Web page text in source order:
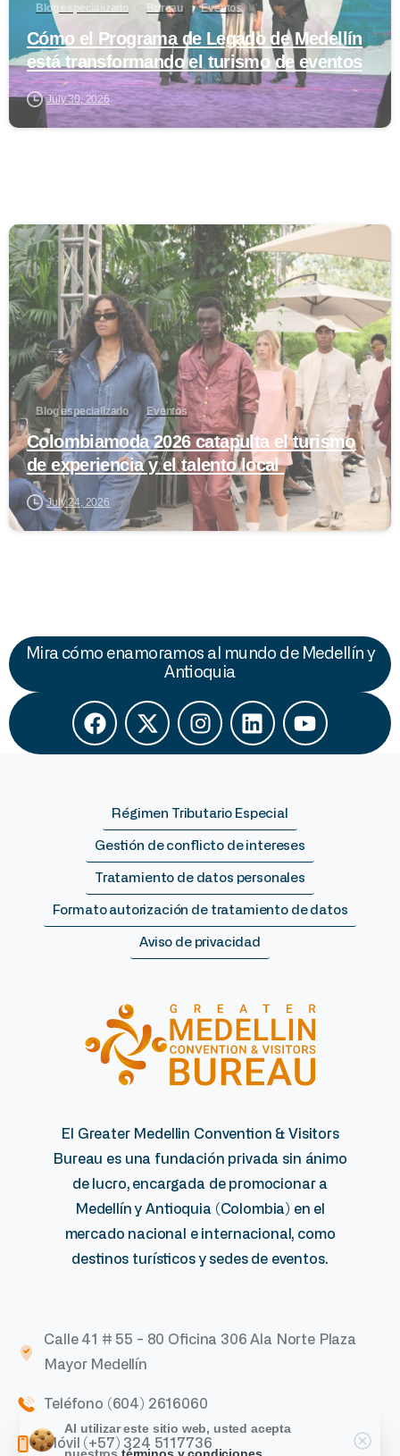
Blog especializado Bureau Eventos
Cómo el Programa de Legado de Medellín
está transformando el turismo de eventos
July 30, 2026
Blog especializado Eventos
Colombiamoda 2026 catapulta el turismo
de experiencia y el talento local
July 24, 2026
Mira cómo enamoramos al mundo de Medellín y
Antioquia
Régimen Tributario Especial
Gestión de conflicto de intereses
Tratamiento de datos personales
Formato autorización de tratamiento de datos
Aviso de privacidad
El Greater Medellin Convention & Visitors
Bureau es una fundación privada sin ánimo
de lucro, encargada de promocionar a
Medellín y Antioquia (Colombia) en el
mercado nacional e internacional, como
destinos turísticos y sedes de eventos.
Calle 41 # 55 - 80 Oficina 306 Ala Norte Plaza
Mayor Medellín
Teléfono (604) 2616060
Móvil (+57) 324 5117736
Al utilizar este sitio web, usted acepta